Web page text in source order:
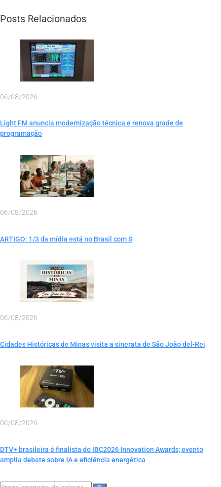
Posts Relacionados
06/08/2026
Light FM anuncia modernização técnica e renova grade de
programação
06/08/2026
ARTIGO: 1/3 da mídia está no Brasil com S
06/08/2026
Cidades Históricas de Minas visita a sinerata de São João del-Rei
06/08/2026
DTV+ brasileira é finalista do IBC2026 Innovation Awards; evento
amplia debate sobre IA e eficiência energética